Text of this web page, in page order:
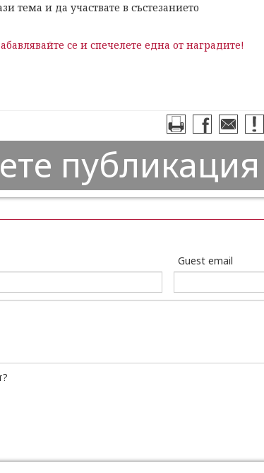
тема и да участвате в състезанието
се и спечелете една от наградите!
публикация
Guest email